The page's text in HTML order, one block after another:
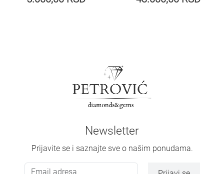
Newsletter
Prijavite se i saznajte sve o našim ponudama.